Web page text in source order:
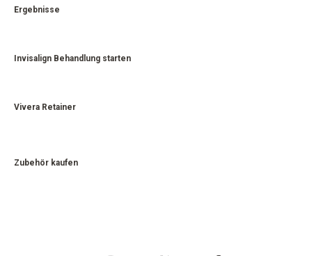
Ergebnisse
Invisalign Behandlung starten
Vivera Retainer
Zubehör kaufen